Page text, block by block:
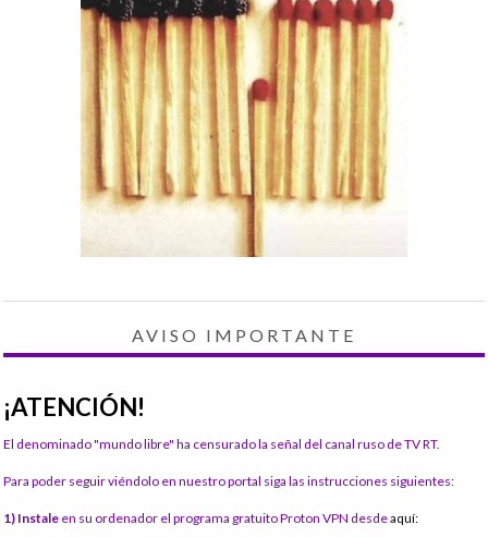
AVISO IMPORTANTE
¡ATENCIÓN!
El denominado "mundo libre" ha censurado la señal del canal ruso de TV RT.
Para poder seguir viéndolo en nuestro portal siga las instrucciones siguientes:
1) Instale en su ordenador el programa gratuito Proton VPN desdeaquí: